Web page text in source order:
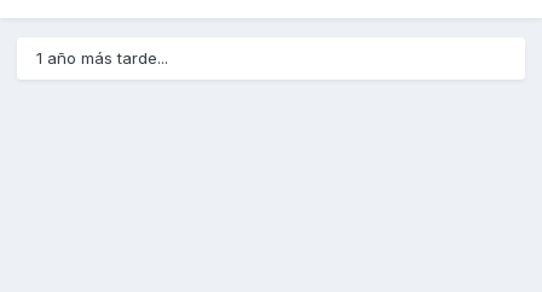
1 año más tarde...